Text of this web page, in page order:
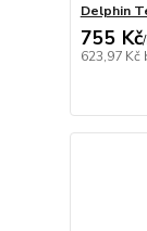
Delphin
755 Kč/
623,97 Kč